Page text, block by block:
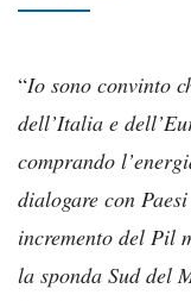
“Io sono convinto
dell’Italia e
comprando
dialogare con
incremento del Pil
la sponda Sud del